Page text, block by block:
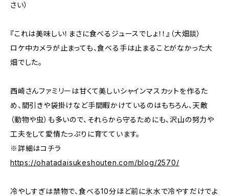
さい）
『これは美味しい！まさに食べるジュースでしょ！！』（大畑談）
ロケ中カメラが止まっても、食べる手は止まることがなかった大
畑でした。
西崎さんファミリーは甘くて美しいシャインマスカットを作るた
め、間引きや袋掛けなど手間暇かけているのはもちろん、天敵
（動物や虫）も多いので、それらから守るためにも、沢山の努力や
工夫をして愛情たっぷりに育てています。
※詳細はコチラ
https://ohatadaisukeshouten.com/blog/2570/
冷やしすぎは禁物で、食べる10分ほど前に氷水で冷やすだけでよ